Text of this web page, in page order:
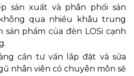
sản xuất và phân phối sản
qua nhiều khâu trung
sản phẩm của đèn LOSi cạnh
cần tư vấn lắp đặt và sửa
nhân viên có chuyên môn sẽ